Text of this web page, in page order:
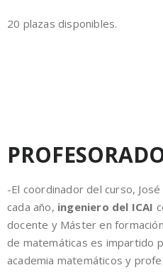
20 plazas disponibles.
-El coordinador del curso,
cada año, ingeniero del ICAI
docente y Máster en
de matemáticas es impartido
academia matemáticos y